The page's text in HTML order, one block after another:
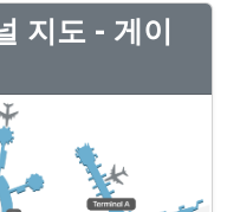
지도 - 게이